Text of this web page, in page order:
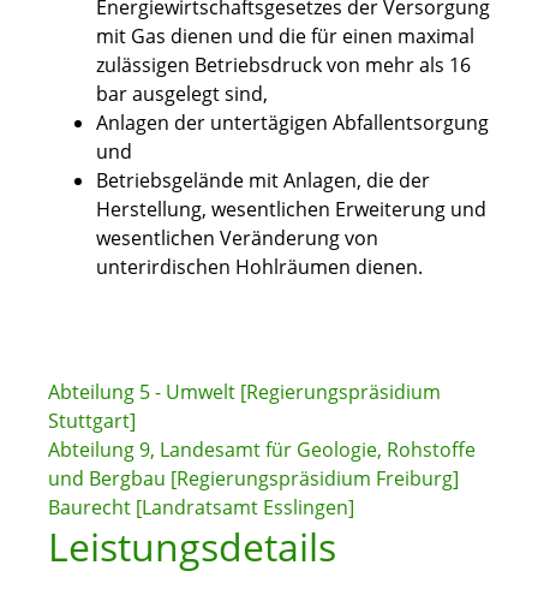
Energiewirtschaftsgesetzes der Versorgung
mit Gas dienen und die für einen maximal
zulässigen Betriebsdruck von mehr als 16
bar ausgelegt sind,
Anlagen der untertägigen Abfallentsorgung
und
Betriebsgelände mit Anlagen, die der
Herstellung, wesentlichen Erweiterung und
wesentlichen Veränderung von
unterirdischen Hohlräumen dienen.
Abteilung 5 - Umwelt [Regierungspräsidium
Stuttgart]
Abteilung 9, Landesamt für Geologie, Rohstoffe
und Bergbau [Regierungspräsidium Freiburg]
Baurecht [Landratsamt Esslingen]
Leistungsdetails